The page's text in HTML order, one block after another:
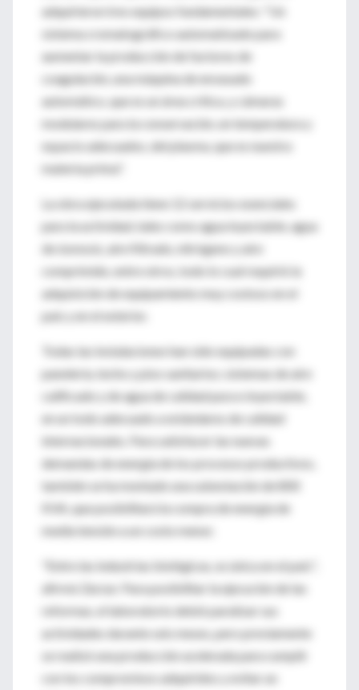
adquirieron tres equipos fundamentales: "Un
sistema cromatográfico automatizado para
aumentar la producción de factores de
coagulación, una máquina de envasado
automático, que es un área crítica, y cámaras
modulares para la conservación, en temperatura y
espacio adecuados, del plasma, que es nuestra
materia prima".
La obra ejecutada tiene 12 servicios esenciales
para la actividad, tales como agua inyectable, agua
de ósmosis, aire filtrado, nitrógeno y aire
comprimido, entre otros, todo lo cual requirió la
adquisición de equipamiento muy costoso en el
país y en el exterior.
Todas las instalaciones han sido equipadas con
panelería, techo y piso sanitarios; sistemas de aire
calificado y de agua de calidad pura e inyectable,
en un todo adecuado a estándares de calidad
internacionales. Para satisfacer las nuevas
demandas de energía de los procesos productivos,
también se ha montado una subestación de 800
KVA, que posibilitará la compra de energía de
media tensión a un costo menor.
"Entre las industrias biológicas, es única en el país",
afirmó Zarzur. Para posibilitar la ejecución de las
reformas, el laboratorio debió paralizar sus
actividades durante seis meses, pero previamente
se realizó una producción acelerada para cumplir
con los compromisos adquiridos y evitar un